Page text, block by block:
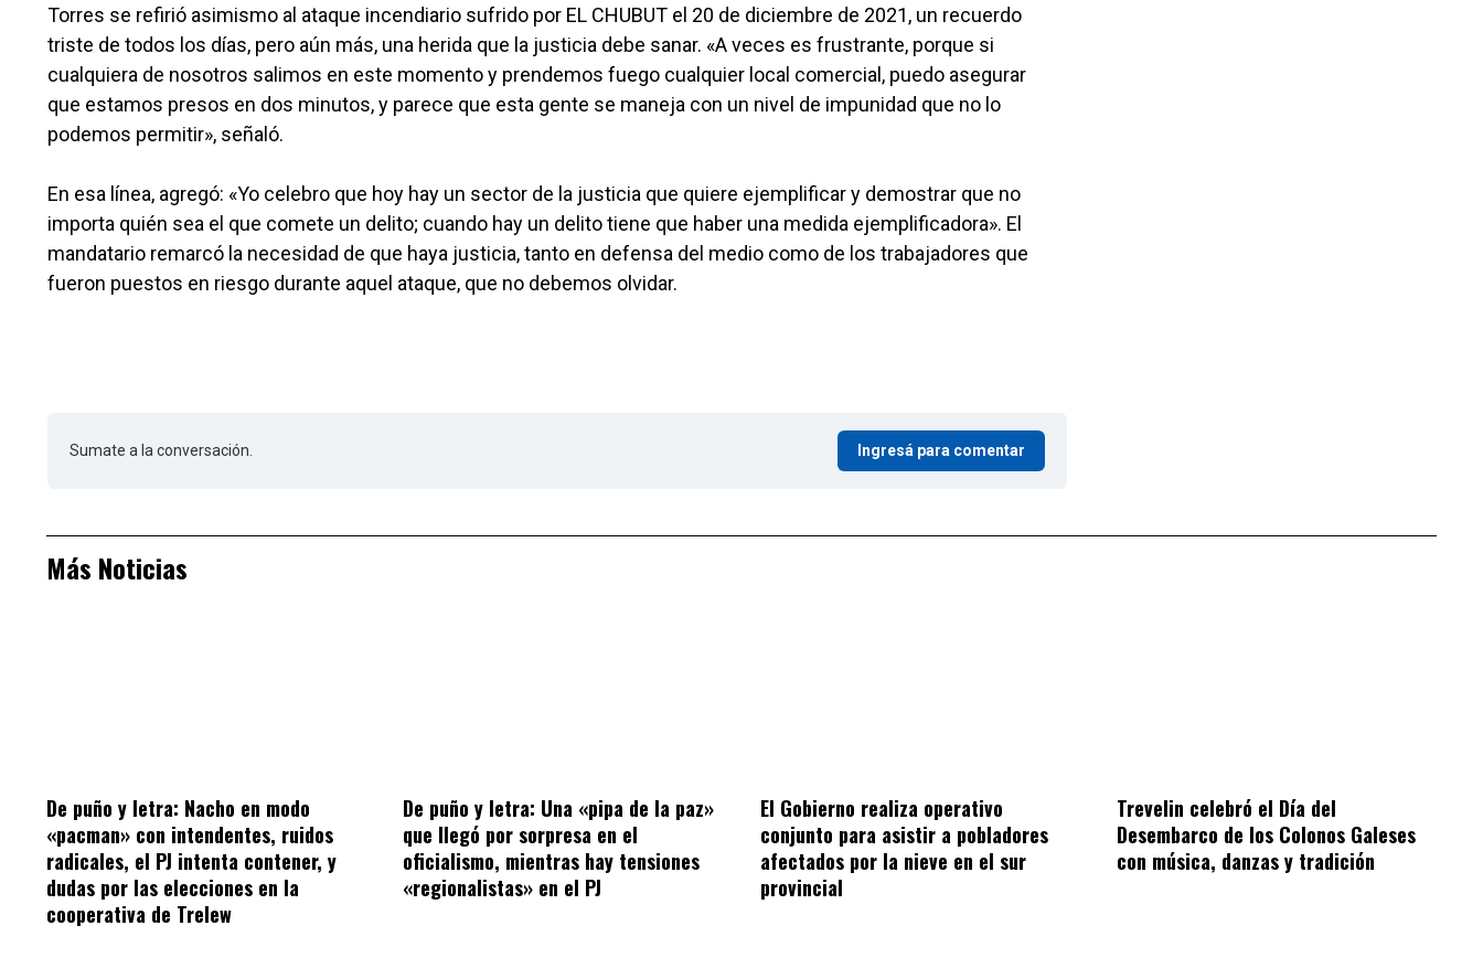
Torres se refirió asimismo al ataque incendiario sufrido por EL CHUBUT el 20 de diciembre de 2021, un recuerdo
triste de todos los días, pero aún más, una herida que la justicia debe sanar. «A veces es frustrante, porque si
cualquiera de nosotros salimos en este momento y prendemos fuego cualquier local comercial, puedo asegurar
que estamos presos en dos minutos, y parece que esta gente se maneja con un nivel de impunidad que no lo
podemos permitir», señaló.
En esa línea, agregó: «Yo celebro que hoy hay un sector de la justicia que quiere ejemplificar y demostrar que no
importa quién sea el que comete un delito; cuando hay un delito tiene que haber una medida ejemplificadora». El
mandatario remarcó la necesidad de que haya justicia, tanto en defensa del medio como de los trabajadores que
fueron puestos en riesgo durante aquel ataque, que no debemos olvidar.
Sumate a la conversación. Ingresá para comentar
Más Noticias
De puño y letra: Nacho en modo
«pacman» con intendentes, ruidos
radicales, el PJ intenta contener, y
dudas por las elecciones en la
cooperativa de Trelew
De puño y letra: Una «pipa de la paz»
que llegó por sorpresa en el
oficialismo, mientras hay tensiones
«regionalistas» en el PJ
El Gobierno realiza operativo
conjunto para asistir a pobladores
afectados por la nieve en el sur
provincial
Trevelin celebró el Día del
Desembarco de los Colonos Galeses
con música, danzas y tradición